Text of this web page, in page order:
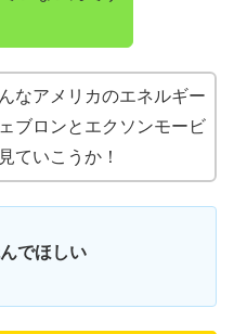
なアメリカのエネルギー
ブロンとエクソンモービ
ていこうか！
でほしい